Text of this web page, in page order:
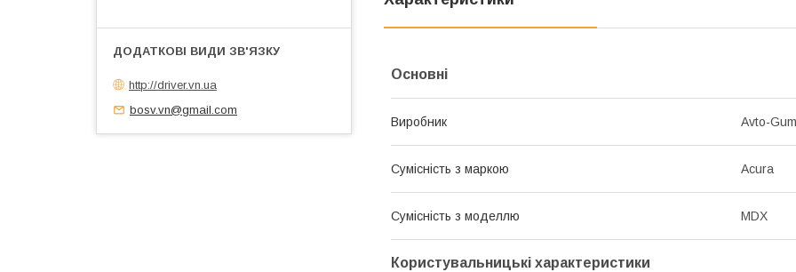
Основні
Виробник Avto-
Сумісність з маркою Acura
Сумісність з моделлю MDX
Користувальницькі характеристики
http://driver.vn.ua
bosv.vn@gmail.com